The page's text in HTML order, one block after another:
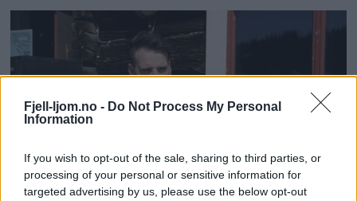
Fjell-ljom.no - Do Not Process My Personal
Information
If you wish to opt-out of the sale, sharing to third parties, or
processing of your personal or sensitive information for
targeted advertising by us, please use the below opt-out